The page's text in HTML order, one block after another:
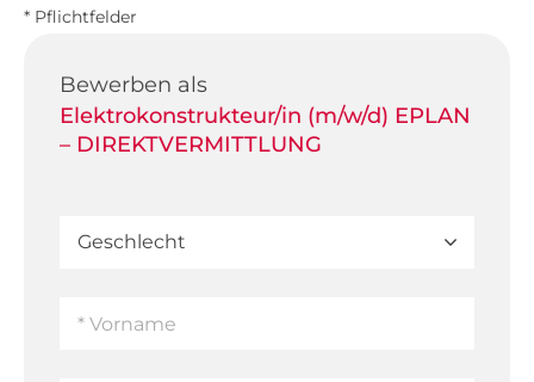
* Pflichtfelder
Bewerben als
Elektrokonstrukteur/in (m/w/d) EPLAN
– DIREKTVERMITTLUNG